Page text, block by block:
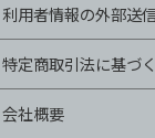
利用者情報の外部送
特定商取引法に基づ
会社概要